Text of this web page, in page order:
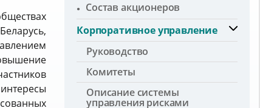
Состав акционеров
Корпоративное управление
Руководство
Комитеты
Описание системы
управления рисками